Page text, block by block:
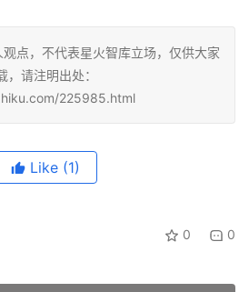
点，不代表星火智库立场，仅供大家
请注明出处：
225985.html
Like (1)
0 0